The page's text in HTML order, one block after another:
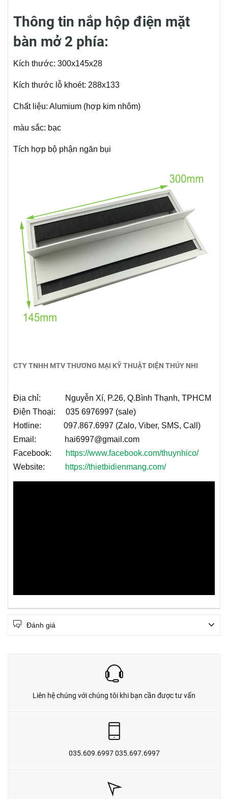
Thông tin nắp hộp điện mặt
bàn mở 2 phía:
Kích thước: 300x145x28
Kích thước lỗ khoét: 288x133
Chất liệu: Alumium (hợp kim nhôm)
màu sắc: bạc
Tích hợp bộ phận ngăn bụi
CTY TNHH MTV THƯƠNG MẠI KỸ THUẬT ĐIỆN THÚY NHI
Địa chỉ: Nguyễn Xí, P.26, Q.Bình Thạnh, TPHCM
Điện Thoại: 035 6976997 (sale)
Hotline: 097.867.6997 (Zalo, Viber, SMS, Call)
Email: hai6997@gmail.com
Facebook:
https://www.facebook.com/thuynhico/
Website:
https://thietbidienmang.com/
Đánh giá
Liên hệ chúng với chúng tôi khi bạn cần được tư vấn
035.609.6997 035.697.6997